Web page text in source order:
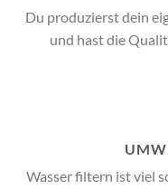
Du produzierst dein
und hast die
Wasser filtern ist viel